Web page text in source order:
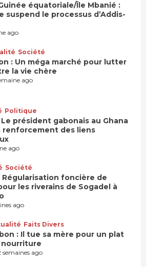
équatoriale/Île Mbanié :
suspend le processus d’Addis-
ago
Société
: Un méga marché pour lutter
la vie chère
ago
Politique
Le président gabonais au Ghana
renforcement des liens
ago
Société
Régularisation foncière de
les riverains de Sogadel à
ago
Faits Divers
: Il tue sa mère pour un plat
nourriture
semaines ago